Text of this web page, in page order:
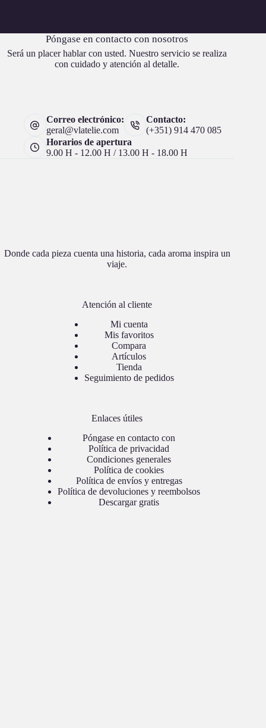
Póngase en contacto con nosotros
Será un placer hablar con usted. Nuestro servicio se realiza
con cuidado y atención al detalle.
Correo electrónico:
geral@vlatelie.com
Contacto:
(+351) 914 470 085
Horarios de apertura
9.00 H - 12.00 H / 13.00 H - 18.00 H
Donde cada pieza cuenta una historia, cada aroma inspira un
viaje.
Atención al cliente
Mi cuenta
Mis favoritos
Compara
Artículos
Tienda
Seguimiento de pedidos
Enlaces útiles
Póngase en contacto con
Política de privacidad
Condiciones generales
Política de cookies
Política de envíos y entregas
Política de devoluciones y reembolsos
Descargar gratis